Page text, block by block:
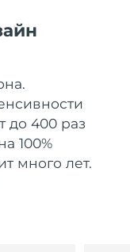
до 400 раз
100%
много лет.
дата доставки
дата доставки
8/10/26
дата доставки
дата доставки